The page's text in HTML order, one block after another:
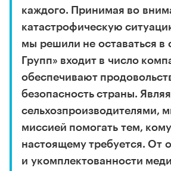
каждого. Принимая во
катастрофическую
мы решили не оставаться в
Групп» входит в число
обеспечивают
безопасность страны.
сельхозпроизводителями,
миссией помогать тем,
настоящему требуется. От
и укомплектованности